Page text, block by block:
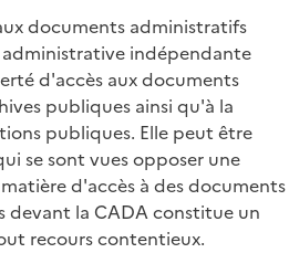
documents administratifs
indépendante
d'accès aux documents
publiques ainsi qu'à la
publiques. Elle peut être
se sont vues opposer une
d'accès à des documents
devant la CADA constitue un
recours contentieux.